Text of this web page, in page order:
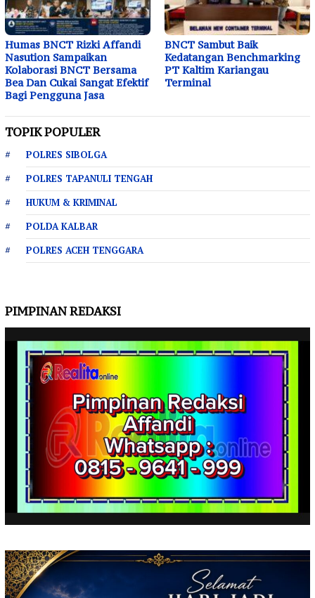
Humas BNCT Rizki Affandi
Nasution Sampaikan
Kolaborasi BNCT Bersama
Bea Dan Cukai Sangat Efektif
Bagi Pengguna Jasa
BNCT Sambut Baik
Kedatangan Benchmarking
PT Kaltim Kariangau
Terminal
TOPIK POPULER
POLRES SIBOLGA
POLRES TAPANULI TENGAH
HUKUM & KRIMINAL
POLDA KALBAR
POLRES ACEH TENGGARA
PIMPINAN REDAKSI